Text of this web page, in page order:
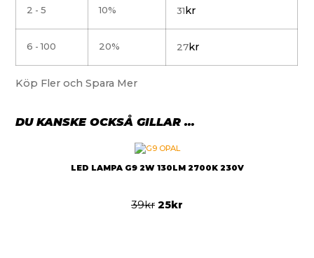
2 - 5 10% 31kr
6 - 100 20% 27kr
Köp Fler och Spara Mer
DU KANSKE OCKSÅ GILLAR …
LED LAMPA G9 2W 130LM 2700K 230V
39kr 25kr